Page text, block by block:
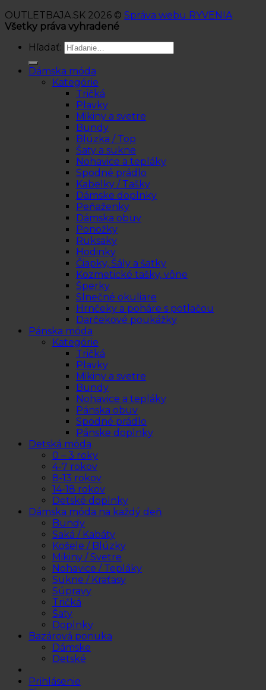
OUTLETBAJA.SK 2026 © Správa webu RYVENIA
Všetky práva vyhradené
Hľadať:
Dámska móda
Kategórie
Tričká
Plavky
Mikiny a svetre
Bundy
Blúzka / Top
Šaty a sukne
Nohavice a tepláky
Spodné prádlo
Kabelky / Tašky
Dámske doplnky
Peňaženky
Dámska obuv
Ponožky
Ruksaky
Hodinky
Čiapky, Šály a šatky
Kozmetické tašky, vône
Šperky
Slnečné okuliare
Hrnčeky a poháre s potlačou
Darčekové poukážky
Pánska móda
Kategórie
Tričká
Plavky
Mikiny a svetre
Bundy
Nohavice a tepláky
Pánska obuv
Spodné prádlo
Pánske doplnky
Detská móda
0 – 3 roky
4-7 rokov
8-13 rokov
14-18 rokov
Detské doplnky
Dámska móda na každý deň
Bundy
Saká / Kabáty
Košele / Blúzky
Mikiny / Svetre
Nohavice / Tepláky
Sukne / Kraťasy
Súpravy
Tričká
Šaty
Doplnky
Bazárová ponuka
Dámske
Detské
Prihlásenie